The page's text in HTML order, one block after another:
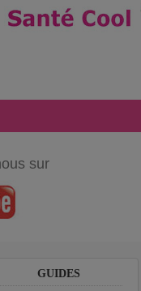
sur
GUIDES